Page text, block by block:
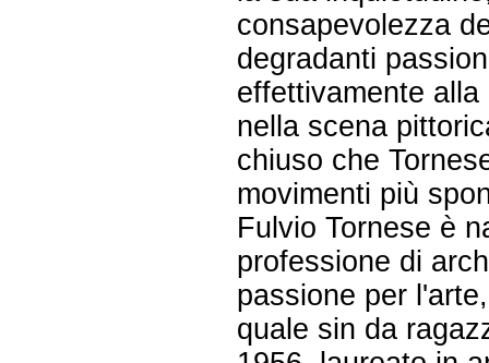
consapevolezza
degradanti
effettivamente
nella scena
chiuso che
movimenti più
Fulvio Tornese è
professione di
passione per
quale sin da